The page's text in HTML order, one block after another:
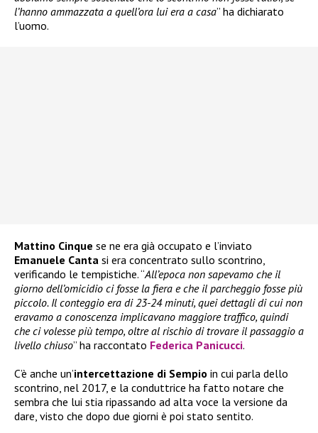
l’hanno ammazzata a quell’ora lui era a casa” ha dichiarato
l’uomo.
Mattino Cinque se ne era già occupato e l’inviato
Emanuele Canta si era concentrato sullo scontrino,
verificando le tempistiche. “All’epoca non sapevamo che il
giorno dell’omicidio ci fosse la fiera e che il parcheggio fosse più
piccolo. Il conteggio era di 23-24 minuti, quei dettagli di cui non
eravamo a conoscenza implicavano maggiore traffico, quindi
che ci volesse più tempo, oltre al rischio di trovare il passaggio a
livello chiuso” ha raccontato Federica Panicucci.
C’è anche un’intercettazione di Sempio in cui parla dello
scontrino, nel 2017, e la conduttrice ha fatto notare che
sembra che lui stia ripassando ad alta voce la versione da
dare, visto che dopo due giorni è poi stato sentito.